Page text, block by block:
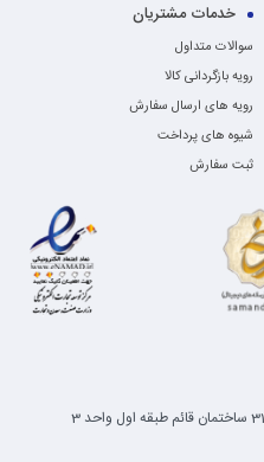
خدمات مشتریان
سوالات متداول
رویه بازگردانی کالا
رویه های ارسال سفارش
شیوه های پرداخت
ثبت سفارش